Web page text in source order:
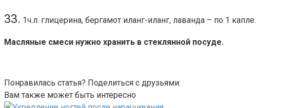
33. 1ч.л. глицерина, бергамот иланг-иланг, лаванда – по 1 капле.
Масляные смеси нужно хранить в стеклянной посуде.
Понравилась статья? Поделиться с друзьями:
Вам также может быть интересно